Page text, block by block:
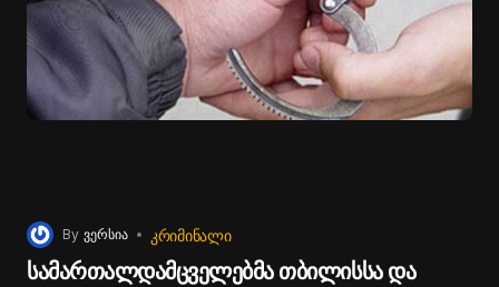
By ვერსია ᲙᲠᲘᲛᲘᲜᲐᲚᲘ
სამართალდამცველებმა თბილისსა და